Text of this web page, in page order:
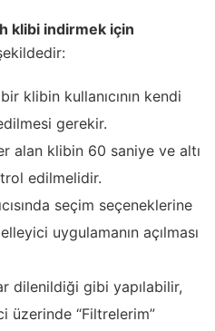
klibi indirmek için
klibin kullanıcının kendi
gerekir.
alan klibin 60 saniye ve altı
edilmelidir.
seçim seçeneklerine
uygulamanın açılması
dilenildiği gibi yapılabilir,
üzerinde “Filtrelerim”